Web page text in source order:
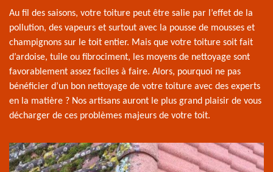
Au fil des saisons, votre toiture peut être salie par l’effet de la
pollution, des vapeurs et surtout avec la pousse de mousses et
champignons sur le toit entier. Mais que votre toiture soit fait
d’ardoise, tuile ou fibrociment, les moyens de nettoyage sont
favorablement assez faciles à faire. Alors, pourquoi ne pas
bénéficier d’un bon nettoyage de votre toiture avec des experts
en la matière ? Nos artisans auront le plus grand plaisir de vous
décharger de ces problèmes majeurs de votre toit.